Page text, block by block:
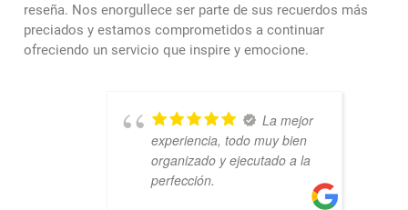
reseña. Nos enorgullece ser parte de sus recuerdos más
preciados y estamos comprometidos a continuar
ofreciendo un servicio que inspire y emocione.
La mejor
experiencia, todo muy bien
organizado y ejecutado a la
perfección.